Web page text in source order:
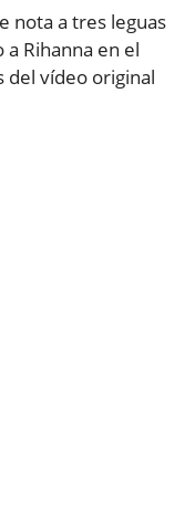
nota a tres leguas
Rihanna en el
del vídeo original